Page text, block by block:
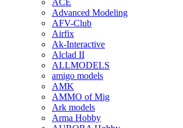
ACE
Advanced Modeling
AFV-Club
Airfix
Ak-Interactive
Alclad II
ALLMODELS
amigo models
AMK
AMMO of Mig
Ark models
Arma Hobby